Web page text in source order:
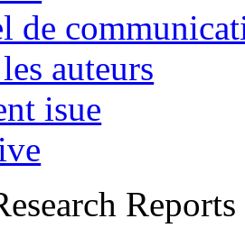
de
auteurs
isue
Reports